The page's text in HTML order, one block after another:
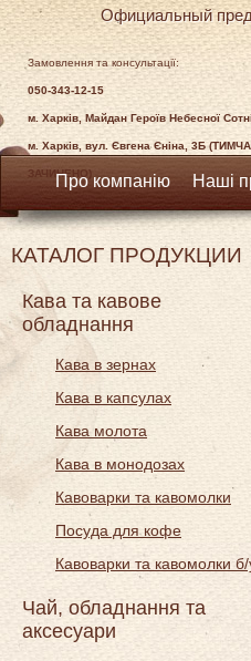
Официальный
Замовлення та консультації:
050-343-12-15
м. Харків, Майдан Героїв Небесної
м. Харків, вул. Євгена Єніна, 3Б
ЗАЧИНЕНО)
Про компанію Наші
КАТАЛОГ ПРОДУКЦИИ
Кава та кавове
обладнання
Кава в зернах
Кава в капсулах
Кава молота
Кава в монодозах
Кавоварки та кавомолки
Посуда для кофе
Кавоварки та кавомолки б/
Чай, обладнання та
аксесуари